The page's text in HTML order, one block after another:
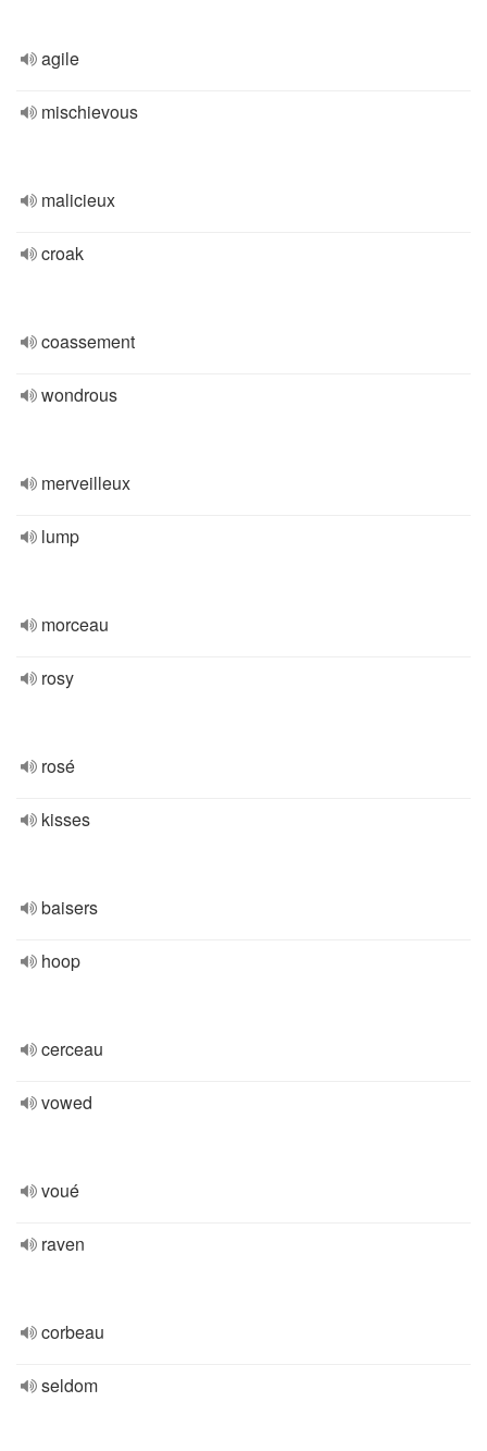
agile
mischievous
malicieux
croak
coassement
wondrous
merveilleux
lump
morceau
rosy
rosé
kisses
baisers
hoop
cerceau
vowed
voué
raven
corbeau
seldom